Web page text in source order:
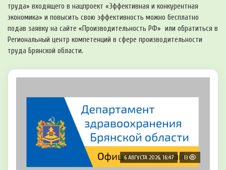
труда» входящего в нацпроект «Эффективная и конкурентная
экономика» и повысить свою эффективность можно бесплатно
подав заявку на сайте «Производительность РФ» или обратиться в
Региональный центр компетенций в сфере производительности
труда Брянской области.
6 АВГУСТА 2026, 16:47 13